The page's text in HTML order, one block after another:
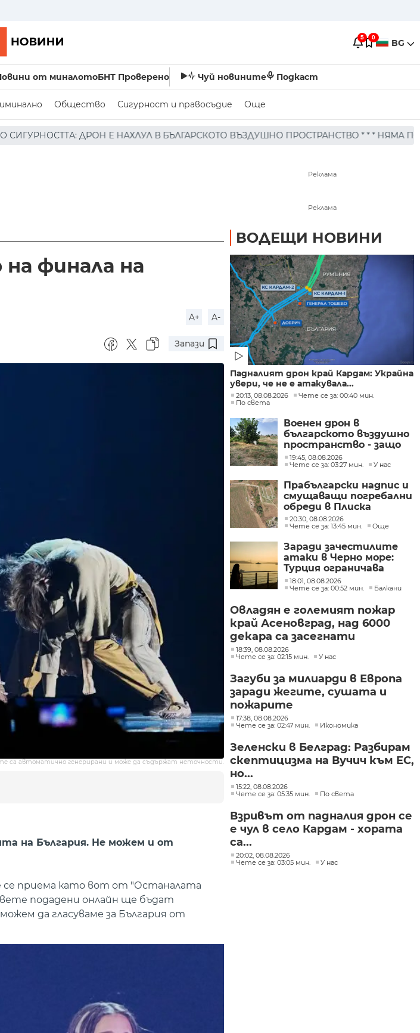
5 0 BG
от миналотоБНТ Проверено Чуй новините Подкаст
Общество Сигурност и правосъдие Още
В БЪЛГАРСКОТО ВЪЗДУШНО ПРОСТРАНСТВО * * * НЯМА ПОРАЖЕНИЯ ПО ХОРА И
на финала на
A+ A-
Запази
са автоматично генерирани и може да съдържат неточности.
на България. Не можем и от
се приема като вот от "Останалата
подадени онлайн ще бъдат
да гласуваме за България от
Реклама
Реклама
ВОДЕЩИ НОВИНИ
Падналият дрон край Кардам: Украйна
увери, че не е атакувала...
20:13, 08.08.2026
Чете се за: 00:40 мин.
По света
Военен дрон в
българското въздушно
пространство - защо
не е бил засечен нито в
България, нито в
19:45, 08.08.2026
Чете се за: 03:27 мин.
У нас
Прабългарски надпис и
смущаващи погребални
обреди в Плиска
20:30, 08.08.2026
Чете се за: 13:45 мин.
Още
Заради зачестилите
атаки в Черно море:
Турция ограничава
движението на
търговските кораби
18:01, 08.08.2026
Чете се за: 00:52 мин.
Балкани
Овладян е големият пожар
край Асеновград, над 6000
декара са засегнати
18:39, 08.08.2026
Чете се за: 02:15 мин.
У нас
Загуби за милиарди в Европа
заради жегите, сушата и
пожарите
17:38, 08.08.2026
Чете се за: 02:47 мин.
Икономика
Зеленски в Белград: Разбирам
скептицизма на Вучич към ЕС,
но...
15:22, 08.08.2026
Чете се за: 05:35 мин.
По света
Взривът от падналия дрон се
е чул в село Кардам - хората
са...
20:02, 08.08.2026
Чете се за: 03:05 мин.
У нас